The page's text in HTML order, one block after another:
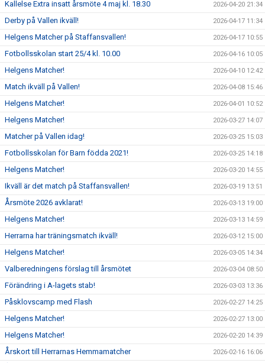
Kallelse Extra insatt årsmöte 4 maj kl. 18.30 2026-04-20 21:34
Derby på Vallen ikväll! 2026-04-17 11:34
Helgens Matcher på Staffansvallen! 2026-04-17 10:55
Fotbollsskolan start 25/4 kl. 10.00 2026-04-16 10:05
Helgens Matcher! 2026-04-10 12:42
Match ikväll på Vallen! 2026-04-08 15:46
Helgens Matcher! 2026-04-01 10:52
Helgens Matcher! 2026-03-27 14:07
Matcher på Vallen idag! 2026-03-25 15:03
Fotbollsskolan för Barn födda 2021! 2026-03-25 14:18
Helgens Matcher! 2026-03-20 14:55
Ikväll är det match på Staffansvallen! 2026-03-19 13:51
Årsmöte 2026 avklarat! 2026-03-13 19:00
Helgens Matcher! 2026-03-13 14:59
Herrarna har träningsmatch ikväll! 2026-03-12 15:00
Helgens Matcher! 2026-03-05 14:34
Valberedningens förslag till årsmötet 2026-03-04 08:50
Förändring i A-lagets stab! 2026-03-03 13:36
Påsklovscamp med Flash 2026-02-27 14:25
Helgens Matcher! 2026-02-27 13:00
Helgens Matcher! 2026-02-20 14:39
Årskort till Herrarnas Hemmamatcher 2026-02-16 16:06